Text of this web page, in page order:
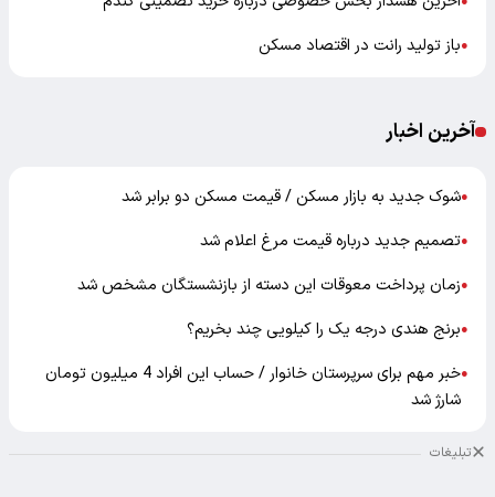
●باز تولید رانت در اقتصاد مسکن
آخرین اخبار
●شوک جدید به بازار مسکن / قیمت مسکن دو برابر شد
●تصمیم جدید درباره قیمت مرغ اعلام شد
●زمان پرداخت معوقات این دسته از بازنشستگان مشخص شد
●برنج هندی درجه یک را کیلویی چند بخریم؟
●
خبر مهم برای سرپرستان خانوار / حساب این افراد 4 میلیون تومان
شارژ شد
تبلیغات